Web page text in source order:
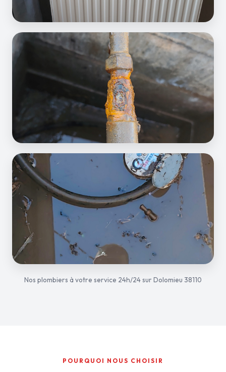
Nos plombiers à votre service 24h/24 sur Dolomieu 38110
POURQUOI NOUS CHOISIR